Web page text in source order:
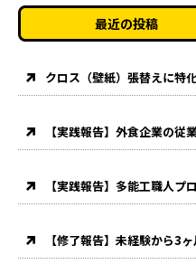
最近の投稿